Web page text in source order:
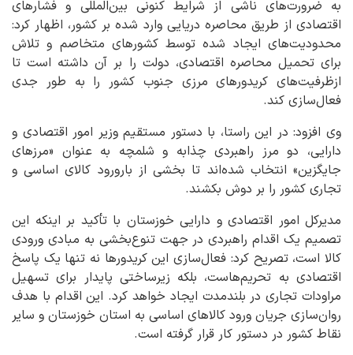
به ضرورت‌های ناشی از شرایط کنونی بین‌المللی و فشارهای
اقتصادی از طریق محاصره دریایی وارد شده بر کشور، اظهار کرد:
محدودیت‌های ایجاد شده توسط کشورهای متخاصم و تلاش
برای تحمیل محاصره اقتصادی، دولت را بر آن داشته است تا
ازظرفیت‌های کریدورهای مرزی جنوب کشور را به طور جدی
فعال‌سازی کند.
وی افزود: در این راستا، با دستور مستقیم وزیر امور اقتصادی و
دارایی، دو مرز راهبردی چذابه و شلمچه به عنوان «مرزهای
جایگزین» انتخاب شده‌اند تا بخشی از بارورود کالای اساسی و
تجاری کشور را بر دوش بکشند.
مدیرکل امور اقتصادی و دارایی خوزستان با تأکید بر اینکه این
تصمیم یک اقدام راهبردی در جهت تنوع‌بخشی به مبادی ورودی
کالا است، تصریح کرد: فعال‌سازی این کریدورها نه تنها یک پاسخ
اقتصادی به تحریم‌هاست، بلکه زیرساختی پایدار برای تسهیل
مراودات تجاری در بلندمدت ایجاد خواهد کرد. این اقدام با هدف
روان‌سازی جریان ورود کالاهای اساسی به استان خوزستان و سایر
نقاط کشور در دستور کار قرار گرفته است.